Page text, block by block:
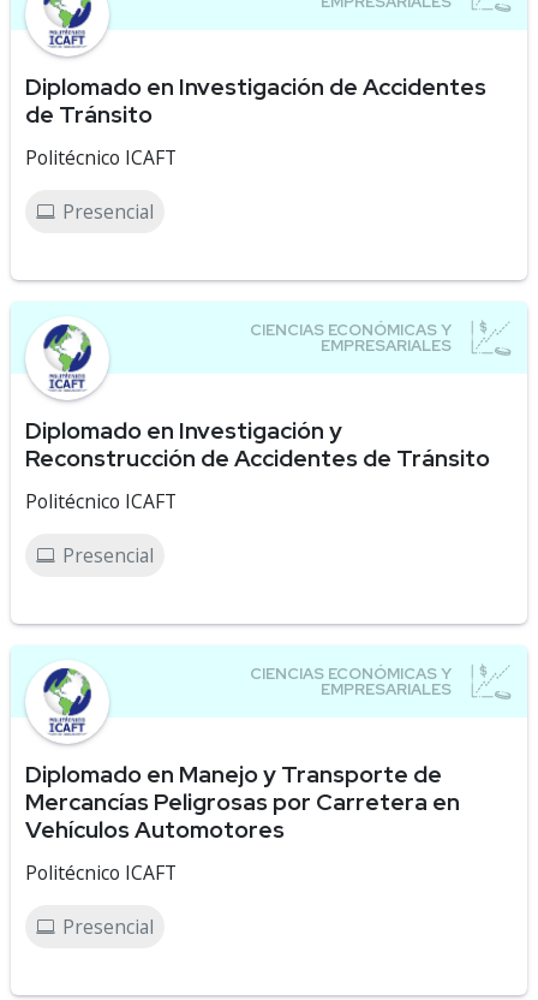
Diplomado en Investigación de Accidentes
de Tránsito
Politécnico ICAFT
Presencial
Diplomado en Investigación y
Reconstrucción de Accidentes de Tránsito
Politécnico ICAFT
Presencial
Diplomado en Manejo y Transporte de
Mercancías Peligrosas por Carretera en
Vehículos Automotores
Politécnico ICAFT
Presencial